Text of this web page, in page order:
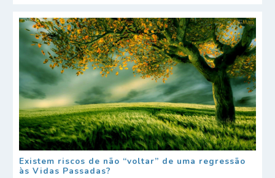
Existem riscos de não “voltar” de uma regressão
às Vidas Passadas?